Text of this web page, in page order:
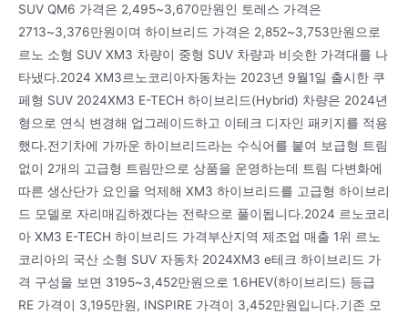
SUV QM6 가격은 2,495~3,670만원인 토레스 가격은
2713~3,376만원이며 하이브리드 가격은 2,852~3,753만원으로
르노 소형 SUV XM3 차량이 중형 SUV 차량과 비슷한 가격대를 나
타냈다.2024 XM3르노코리아자동차는 2023년 9월1일 출시한 쿠
페형 SUV 2024XM3 E-TECH 하이브리드(Hybrid) 차량은 2024년
형으로 연식 변경해 업그레이드하고 이테크 디자인 패키지를 적용
했다.전기차에 가까운 하이브리드라는 수식어를 붙여 보급형 트림
없이 2개의 고급형 트림만으로 상품을 운영하는데 트림 다변화에
따른 생산단가 요인을 억제해 XM3 하이브리드를 고급형 하이브리
드 모델로 자리매김하겠다는 전략으로 풀이됩니다.2024 르노코리
아 XM3 E-TECH 하이브리드 가격부산지역 제조업 매출 1위 르노
코리아의 국산 소형 SUV 자동차 2024XM3 e테크 하이브리드 가
격 구성을 보면 3195~3,452만원으로 1.6HEV(하이브리드) 등급
RE 가격이 3,195만원, INSPIRE 가격이 3,452만원입니다.기존 모